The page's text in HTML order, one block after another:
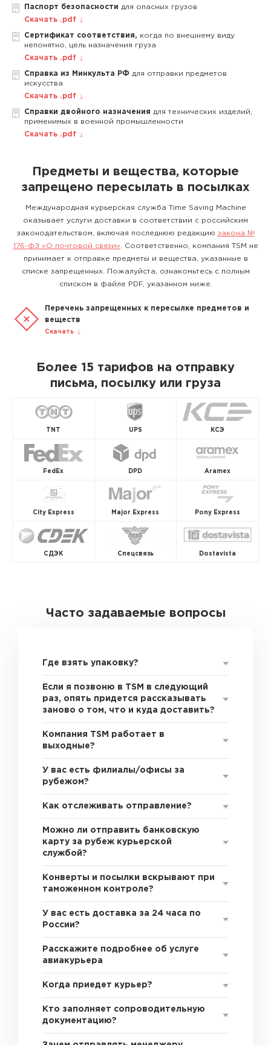
Паспорт безопасности для опасных грузов
Скачать .pdf
Сертификат соответствия, когда по внешнему виду
непонятно, цель назначения груза
Скачать .pdf
Справка из Минкульта РФ для отправки предметов
искусства
Скачать .pdf
Справки двойного назначения для технических изделий,
применимых в военной промышленности
Скачать .pdf
Предметы и вещества, которые
запрещено пересылать в посылках
Международная курьерская служба Time Saving Machine
оказывает услуги доставки в соответствии с российским
законодательством, включая последнюю редакцию закона №
176-ФЗ «О почтовой связи» . Соответственно, компания TSM не
принимает к отправке предметы и вещества, указанные в
списке запрещенных. Пожалуйста, ознакомьтесь с полным
списком в файле PDF, указанном ниже.
Перечень запрещенных к пересылке предметов и
веществ
Скачать
Более 15 тарифов на отправку
письма, посылку или груза
TNT UPS КСЭ
FedEx DPD Aramex
City Express Major Express Pony Express
СДЭК Спецсвязь Dostavista
Часто задаваемые вопросы
Где взять упаковку?
Если я позвоню в TSM в следующий
раз, опять придется рассказывать
заново о том, что и куда доставить?
Компания TSM работает в
выходные?
У вас есть филиалы/офисы за
рубежом?
Как отслеживать отправление?
Можно ли отправить банковскую
карту за рубеж курьерской
службой?
Конверты и посылки вскрывают при
таможенном контроле?
У вас есть доставка за 24 часа по
России?
Расскажите подробнее об услуге
авиакурьера
Когда приедет курьер?
Кто заполняет сопроводительную
документацию?